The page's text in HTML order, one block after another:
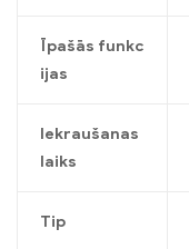
Īpašās funkc
ijas
Iekraušanas
laiks
Tip